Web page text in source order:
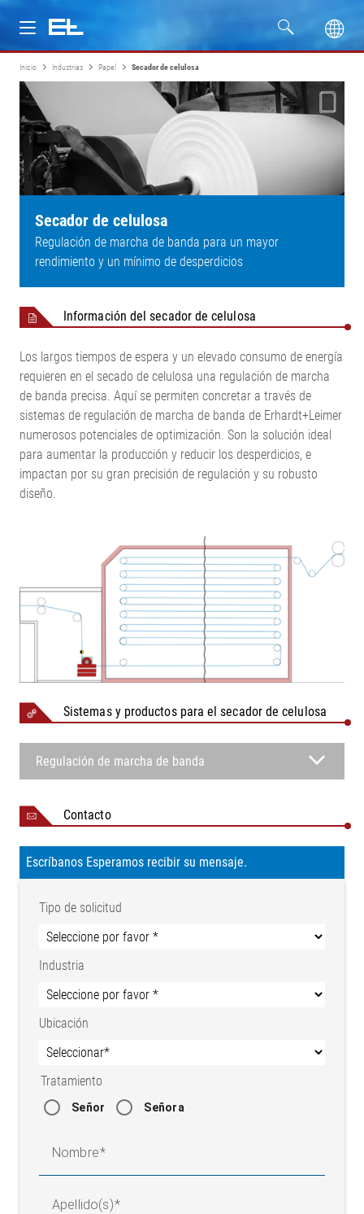
Productos
Industrias
Servicio
Inicio Industrias Papel Secador de celulosa
Secador de celulosa
Regulación de marcha de banda para un mayor
rendimiento y un mínimo de desperdicios
Información del secador de celulosa
Los largos tiempos de espera y un elevado consumo de energía
requieren en el secado de celulosa una regulación de marcha
de banda precisa. Aquí se permiten concretar a través de
sistemas de regulación de marcha de banda de Erhardt+Leimer
numerosos potenciales de optimización. Son la solución ideal
para aumentar la producción y reducir los desperdicios, e
impactan por su gran precisión de regulación y su robusto
diseño.
Sistemas y productos para el secador de celulosa
Regulación de marcha de banda
Contacto
Escríbanos Esperamos recibir su mensaje.
Tipo de solicitud
Industria
Ubicación
Tratamiento
Señor Señora
Nombre
Apellido(s)